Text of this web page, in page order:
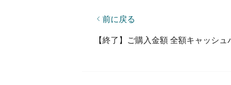
前に戻る
【NEW】Baton 4&Baton 4 Premium
【終了】ご購入金額 全額キャッシ